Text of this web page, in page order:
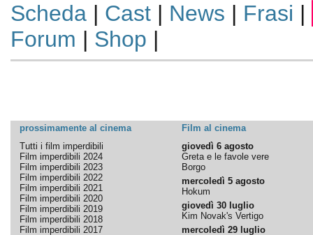
Scheda| Cast| News | Frasi |
Forum | Shop |
prossimamente al cinema
Film al cinema
Tutti i film imperdibili
Film imperdibili 2024
Film imperdibili 2023
Film imperdibili 2022
Film imperdibili 2021
Film imperdibili 2020
Film imperdibili 2019
Film imperdibili 2018
Film imperdibili 2017
giovedì 6 agosto
Greta e le favole vere
Borgo
mercoledì 5 agosto
Hokum
giovedì 30 luglio
Kim Novak's Vertigo
mercoledì 29 luglio